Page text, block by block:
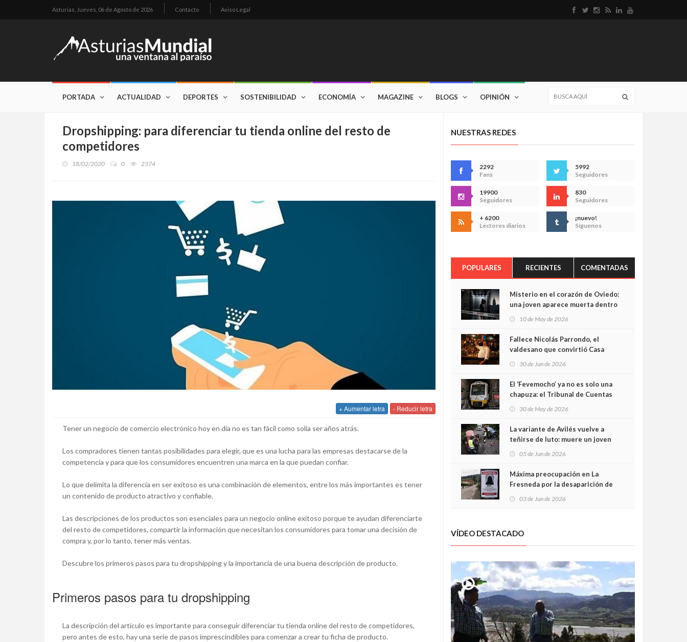
Asturias, Jueves, 06 de Agosto de 2026 Contacto Aviso Legal
PORTADA ACTUALIDAD DEPORTES SOSTENIBILIDAD ECONOMÍA MAGAZINE BLOGS OPINIÓN
Dropshipping: para diferenciar tu tienda online del resto de
competidores
18/02/2020 0 2374
+ Aumentar letra - Reducir letra
Tener un negocio de comercio electrónico hoy en día no es tan fácil como solía ser años atrás.
Los compradores tienen tantas posibilidades para elegir, que es una lucha para las empresas destacarse de la
competencia y para que los consumidores encuentren una marca en la que puedan confiar.
Lo que delimita la diferencia en ser exitoso es una combinación de elementos, entre los más importantes es tener
un contenido de producto atractivo y confiable.
Las descripciones de los productos son esenciales para un negocio online exitoso porque te ayudan diferenciarte
del resto de competidores, compartir la información que necesitan los consumidores para tomar una decisión de
compra y, por lo tanto, tener más ventas.
Descubre los primeros pasos para tu dropshipping y la importancia de una buena descripción de producto.
Primeros pasos para tu dropshipping
La descripción del artículo es importante para conseguir diferenciar tu tienda online del resto de competidores,
pero antes de esto, hay una serie de pasos imprescindibles para comenzar a crear tu ficha de producto.
NUESTRAS REDES
2292
Fans
5992
Seguidores
19900
Seguidores
830
Seguidores
+ 6200
Lectores diarios
¡nuevo!
Síguenos
POPULARES RECIENTES COMENTADAS
Misterio en el corazón de Oviedo:
una joven aparece muerta dentro
cámaras captan sus últimos
minutos
10 de May de 2026
Fallece Nicolás Parrondo, el
valdesano que convirtió Casa
30 de Jun de 2026
El ‘Fevemocho’ ya no es solo una
chapuza: el Tribunal de Cuentas
sobrecoste de los trenes que no
cabían por los túneles
30 de May de 2026
La variante de Avilés vuelve a
teñirse de luto: muere un joven
05 de Jun de 2026
Máxima preocupación en La
Fresneda por la desaparición de
03 de Jun de 2026
VÍDEO DESTACADO